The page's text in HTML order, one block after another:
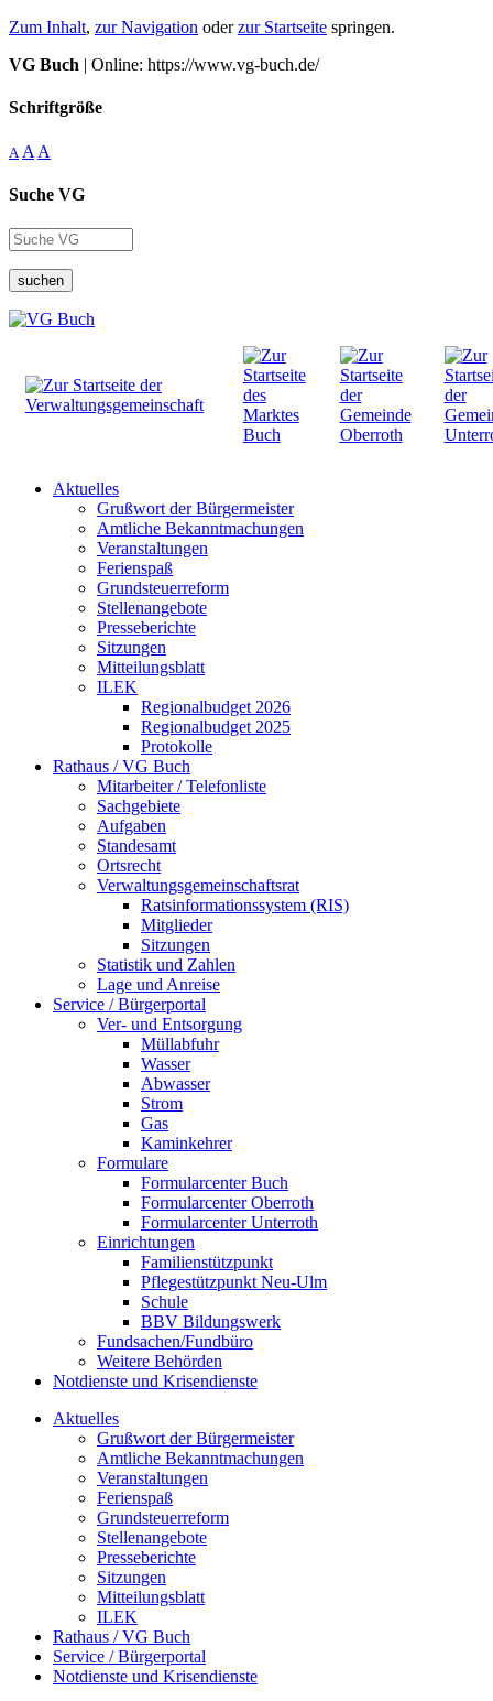
Zum Inhalt, zur Navigation oderzur Startseite springen.
VG Buch | Online: https://www.vg-buch.de/
Schriftgröße
A A A
Suche VG
suchen
Aktuelles
Grußwort der Bürgermeister
Amtliche Bekanntmachungen
Veranstaltungen
Ferienspaß
Grundsteuerreform
Stellenangebote
Presseberichte
Sitzungen
Mitteilungsblatt
ILEK
Regionalbudget 2026
Regionalbudget 2025
Protokolle
Rathaus / VG Buch
Mitarbeiter / Telefonliste
Sachgebiete
Aufgaben
Standesamt
Ortsrecht
Verwaltungsgemeinschaftsrat
Ratsinformationssystem (RIS)
Mitglieder
Sitzungen
Statistik und Zahlen
Lage und Anreise
Service / Bürgerportal
Ver- und Entsorgung
Müllabfuhr
Wasser
Abwasser
Strom
Gas
Kaminkehrer
Formulare
Formularcenter Buch
Formularcenter Oberroth
Formularcenter Unterroth
Einrichtungen
Familienstützpunkt
Pflegestützpunkt Neu-Ulm
Schule
BBV Bildungswerk
Fundsachen/Fundbüro
Weitere Behörden
Notdienste und Krisendienste
Aktuelles
Grußwort der Bürgermeister
Amtliche Bekanntmachungen
Veranstaltungen
Ferienspaß
Grundsteuerreform
Stellenangebote
Presseberichte
Sitzungen
Mitteilungsblatt
ILEK
Rathaus / VG Buch
Service / Bürgerportal
Notdienste und Krisendienste